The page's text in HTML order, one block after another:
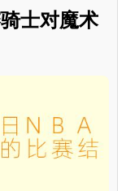
士对魔术